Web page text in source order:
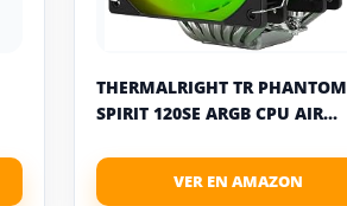
THERMALRIGHT TR PHANTOM
SPIRIT 120SE ARGB CPU AIR...